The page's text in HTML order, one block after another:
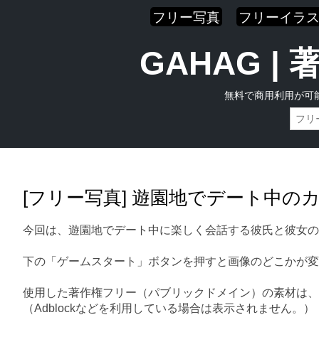
フリー写真 フリーイラ
GAHAG |
無料で商用利用が可
[フリー写真] 遊園地でデート中の
今回は、遊園地でデート中に楽しく会話する彼氏と彼女
下の「ゲームスタート」ボタンを押すと画像のどこかが
使用した著作権フリー（パブリックドメイン）の素材は
（Adblockなどを利用している場合は表示されません。）